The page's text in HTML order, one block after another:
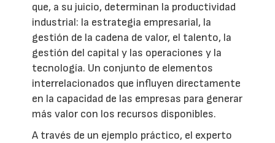
que, a su juicio, determinan la productividad
industrial: la estrategia empresarial, la
gestión de la cadena de valor, el talento, la
gestión del capital y las operaciones y la
tecnología. Un conjunto de elementos
interrelacionados que influyen directamente
en la capacidad de las empresas para generar
más valor con los recursos disponibles.
A través de un ejemplo práctico, el experto